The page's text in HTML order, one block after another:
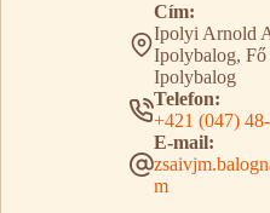
Cím:
Ipolyi Arnold
Ipolybalog, Fő
Ipolybalog
Telefon:
+421 (047)
E-mail:
m